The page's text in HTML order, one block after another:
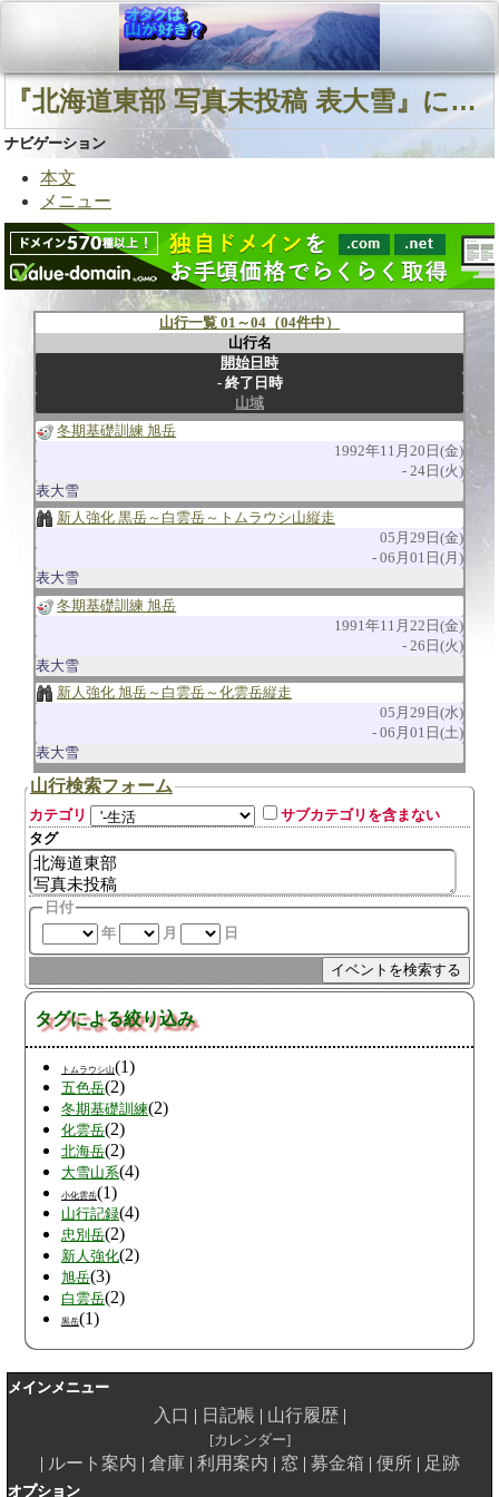
『北海道東部 写真未投稿 表大雪』に関連する山行
ナビゲーション
本文
メニュー
山行一覧 01～04（04件中）
山行名
開始日時
終了日時
山域
冬期基礎訓練 旭岳
1992年11月20日(金)
24日(火)
表大雪
新人強化 黒岳～白雲岳～トムラウシ山縦走
05月29日(金)
06月01日(月)
表大雪
冬期基礎訓練 旭岳
1991年11月22日(金)
26日(火)
表大雪
新人強化 旭岳～白雲岳～化雲岳縦走
05月29日(水)
06月01日(土)
表大雪
山行検索フォーム
カテゴリ
サブカテゴリを含まない
タグ
日付
年
月 日
タグによる絞り込み
トムラウシ山(1)
五色岳(2)
冬期基礎訓練(2)
化雲岳(2)
北海岳(2)
大雪山系(4)
小化雲岳(1)
山行記録(4)
忠別岳(2)
新人強化(2)
旭岳(3)
白雲岳(2)
黒岳(1)
メインメニュー
入口 日記帳 山行履歴
カレンダー
ルート案内 倉庫 利用案内 窓 募金箱 便所 足跡
オプション